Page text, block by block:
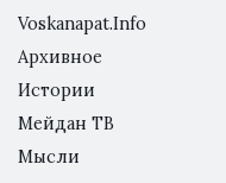
Voskanapat.Info
Архивное
Истории
Мейдан ТВ
Мысли